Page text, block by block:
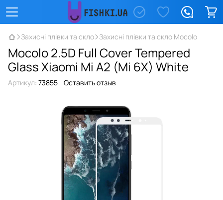
Захисні плівки та скло Захисні плівки та скло Mocolo
Mocolo 2.5D Full Cover Tempered
Glass Xiaomi Mi A2 (Mi 6X) White
Артикул: 73855 Оставить отзыв